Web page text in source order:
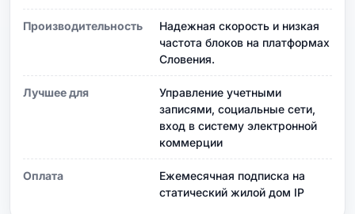
Производительность
Надежная скорость и низкая
частота блоков на платформах
Словения.
Лучшее для
Управление учетными
записями, социальные сети,
вход в систему электронной
коммерции
Оплата
Ежемесячная подписка на
статический жилой дом IP